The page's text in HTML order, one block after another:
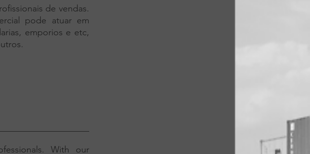
de vendas.
pode atuar em
emporios e etc,
With our